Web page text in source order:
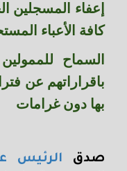
إعفاء المسجلين
كافة الأعباء
السماح
بها دون غرامات
صدق الرئيس